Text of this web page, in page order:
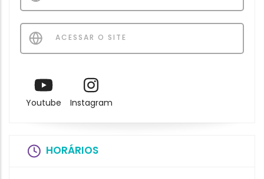
ACESSAR O SITE
Youtube Instagram
HORÁRIOS